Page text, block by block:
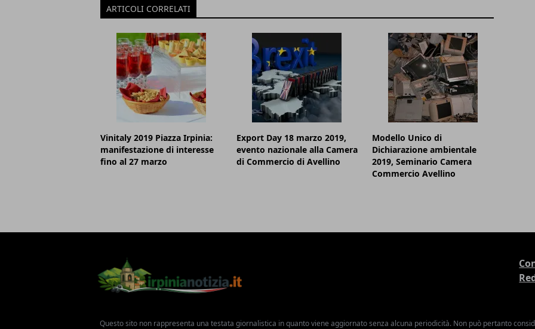
ARTICOLI CORRELATI
Vinitaly 2019 Piazza Irpinia:
manifestazione di interesse
fino al 27 marzo
Export Day 18 marzo 2019,
evento nazionale alla Camera
di Commercio di Avellino
Modello Unico di
Dichiarazione ambientale
2019, Seminario Camera
Commercio Avellino
Questo sito non rappresenta una testata giornalistica in quanto viene aggiornato senza alcuna periodicità. Non può pertanto